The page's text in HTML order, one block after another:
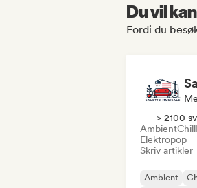
Du vil
Fordi du
> 2100
AmbientChill
Elektropop
Skriv artikler
Ambient